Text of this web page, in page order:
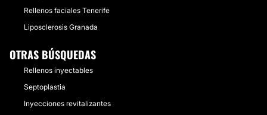
Rellenos faciales Tenerife
Liposclerosis Granada
OTRAS BÚSQUEDAS
Rellenos inyectables
Septoplastia
Inyecciones revitalizantes